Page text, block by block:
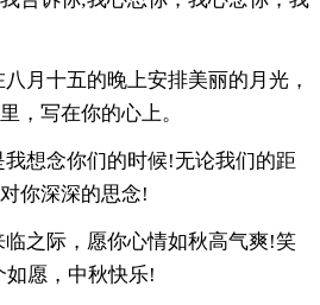
月十五的晚上安排美丽的月光，
，写在你的心上。
我想念你们的时候!无论我们的距
你深深的思念!
临之际，愿你心情如秋高气爽!笑
愿，中秋快乐!